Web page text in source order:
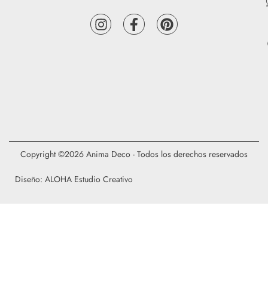
Diseño: ALOHA Estudio Creativo
Copyright ©2026 Anima Deco - Todos los derechos reservados